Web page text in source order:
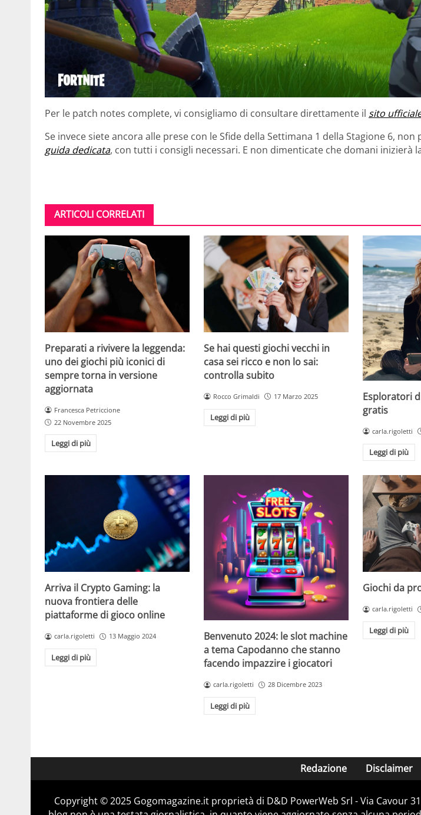
Per le patch notes complete, vi consigliamo di consultare direttamente il sito
Se invece siete ancora alle prese con le Sfide della Settimana 1 della Stagione 6,
guida dedicata, con tutti i consigli necessari. E non dimenticate che domani inizierà
ARTICOLI CORRELATI
Preparati a rivivere la leggenda:
uno dei giochi più iconici di
sempre torna in versione
aggiornata
Francesca Petriccione
22 Novembre 2025
Leggi di più
Se hai questi giochi vecchi in
casa sei ricco e non lo sai:
controlla subito
Rocco Grimaldi 17 Marzo 2025
Leggi di più
Esploratori
gratis
carla.rigoletti
Leggi di più
Arriva il Crypto Gaming: la
nuova frontiera delle
piattaforme di gioco online
carla.rigoletti 13 Maggio 2024
Leggi di più
Benvenuto 2024: le slot machine
a tema Capodanno che stanno
facendo impazzire i giocatori
carla.rigoletti 28 Dicembre 2023
Leggi di più
Giochi da
carla.rigoletti
Leggi di più
Redazione Disclaimer
Copyright © 2025 Gogomagazine.it proprietà di D&D PowerWeb Srl - Via Cavour